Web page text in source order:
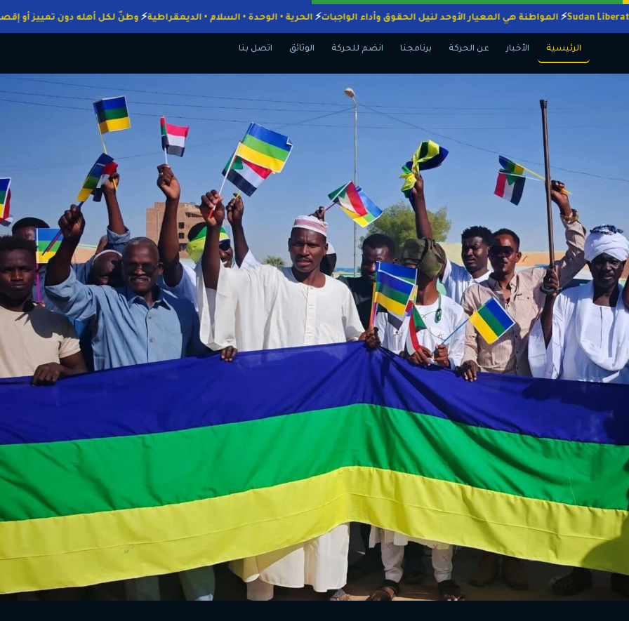
المواطنة هي المعيار الأوحد لنيل الحقوق وأداء الواجبات الحرية • الوحدة • السلام • الديمقراطية وطنٌ لكل أهله دون
الرئيسية الأخبار عن الحركة برنامجنا انضم للحركة الوثائق اتصل بنا